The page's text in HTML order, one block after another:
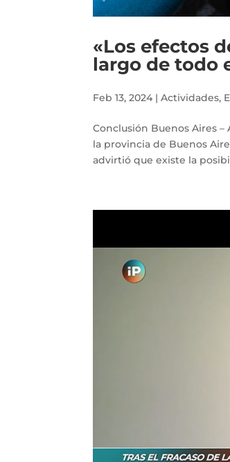
«Los efectos
largo de todo
Feb 13, 2024 |Actividades,
Conclusión Buenos Aires
la provincia de Buenos
advirtió que existe la